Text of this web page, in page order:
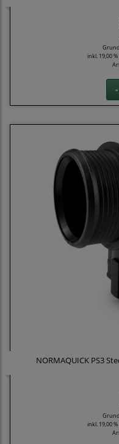
inkl. 19,00 %
NORMAQUICK PS3
inkl. 19,00